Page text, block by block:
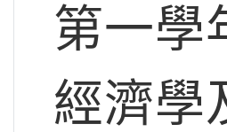
第一學
經濟學